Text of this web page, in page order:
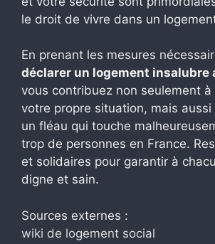
le droit de vivre dans un
En prenant les mesures
déclarer un logement insalubre
vous contribuez non seulement à
votre propre situation, mais
un fléau qui touche
trop de personnes en France.
et solidaires pour garantir à
digne et sain.
Sources externes :
wiki de logement social